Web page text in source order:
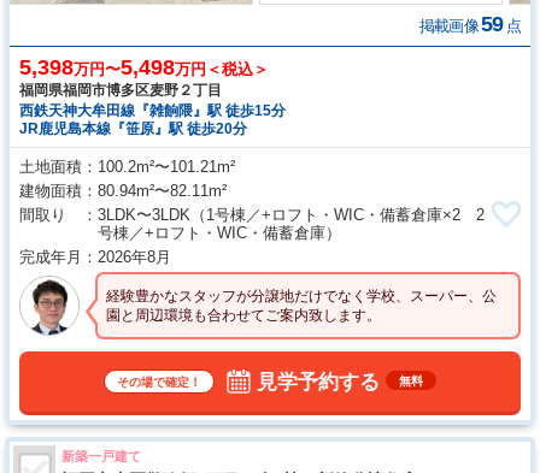
掲載画像59 点
5,398万円〜5,498万円＜税込＞
福岡県福岡市博多区麦野２丁目
西鉄天神大牟田線『雑餉隈』駅 徒歩15分
JR鹿児島本線『笹原』駅 徒歩20分
土地面積
100.2m²〜101.21m²
建物面積
80.94m²〜82.11m²
間取り
3LDK〜3LDK （1号棟／+ロフト・WIC・備蓄倉庫×2 2
号棟／+ロフト・WIC・備蓄倉庫）
完成年月
2026年8月
経験豊かなスタッフが分譲地だけでなく学校、スーパー、公
園と周辺環境も合わせてご案内致します。
その場で確定！ 見学予約する 無料
新築一戸建て